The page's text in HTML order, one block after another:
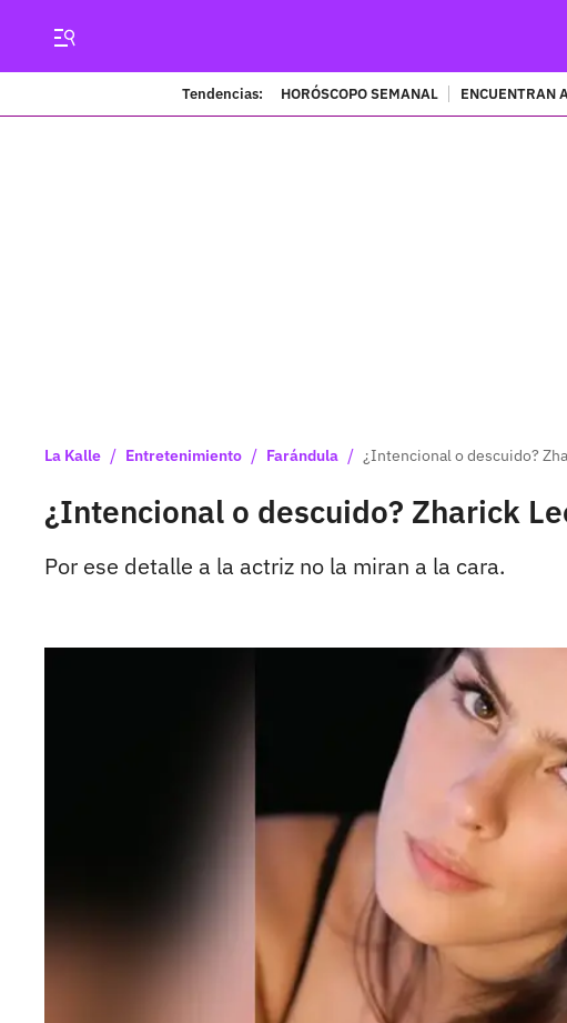
Tendencias: HORÓSCOPO SEMANAL ENCUENTRAN
La Kalle / Entretenimiento / Farándula / ¿Intencional o descuido?
¿Intencional o descuido? Zharick
Por ese detalle a la actriz no la miran a la cara.